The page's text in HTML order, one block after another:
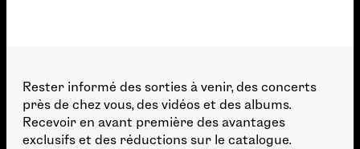
18 Courte catastrophe 1:06
19 C'est noël 4:03
Rester informé des sorties à venir, des concerts
près de chez vous, des vidéos et des albums.
Recevoir en avant première des avantages
exclusifs et des réductions sur le catalogue.